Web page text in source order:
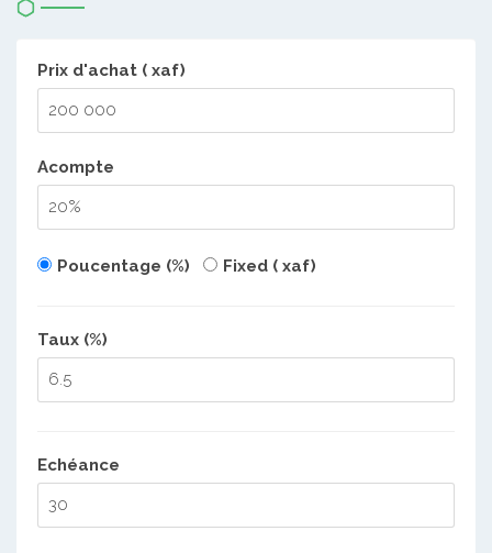
Prix d'achat ( xaf)
Acompte
Poucentage (%) Fixed ( xaf)
Taux (%)
Echéance